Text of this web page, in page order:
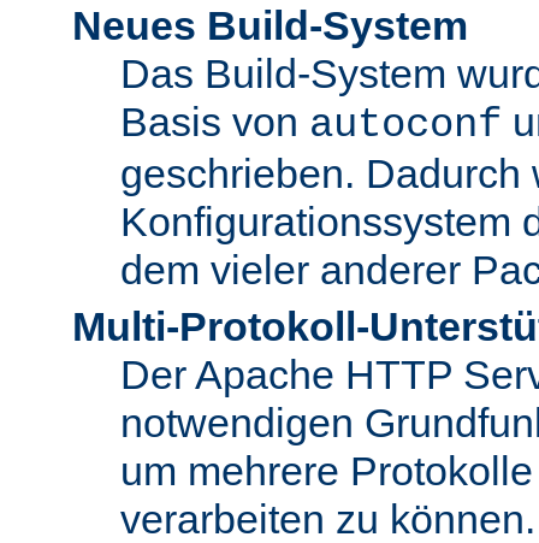
Neues Build-System
Das Build-System
Basis von autoconf
geschrieben. Dadurch
Konfigurationssystem
dem vieler anderer
Multi-Protokoll-
Der Apache HTTP
notwendigen
um mehrere
verarbeiten zu